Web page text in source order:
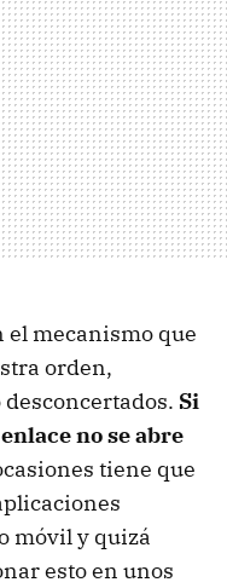
el mecanismo que
orden,
Si
no se abre
tiene que
móvil y quizá
esto en unos